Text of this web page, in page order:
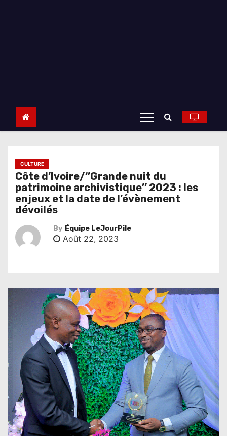
CULTURE
Côte d’Ivoire/‘’Grande nuit du
patrimoine archivistique’’ 2023 : les
enjeux et la date de l’évènement
dévoilés
By Équipe LeJourPile
Août 22, 2023